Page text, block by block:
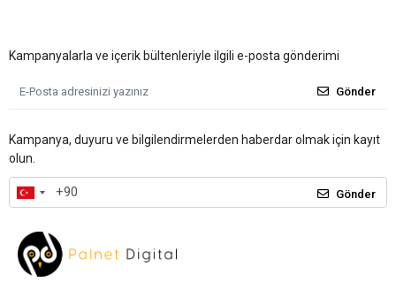
Kampanyalarla ve içerik bültenleriyle ilgili e-posta gönderimi
Gönder
Kampanya, duyuru ve bilgilendirmelerden haberdar olmak için kayıt
olun.
Gönder